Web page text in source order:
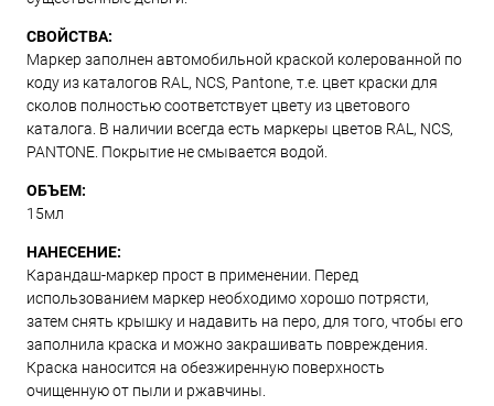
СВОЙСТВА:
Маркер заполнен автомобильной краской колерованной по
коду из каталогов RAL, NCS, Pantone, т.е. цвет краски для
сколов полностью соответствует цвету из цветового
каталога. В наличии всегда есть маркеры цветов RAL, NCS,
PANTONE. Покрытие не смывается водой.
ОБЪЕМ:
15мл
НАНЕСЕНИЕ:
Карандаш-маркер прост в применении. Перед
использованием маркер необходимо хорошо потрясти,
затем снять крышку и надавить на перо, для того, чтобы его
заполнила краска и можно закрашивать повреждения.
Краска наносится на обезжиренную поверхность
очищенную от пыли и ржавчины.